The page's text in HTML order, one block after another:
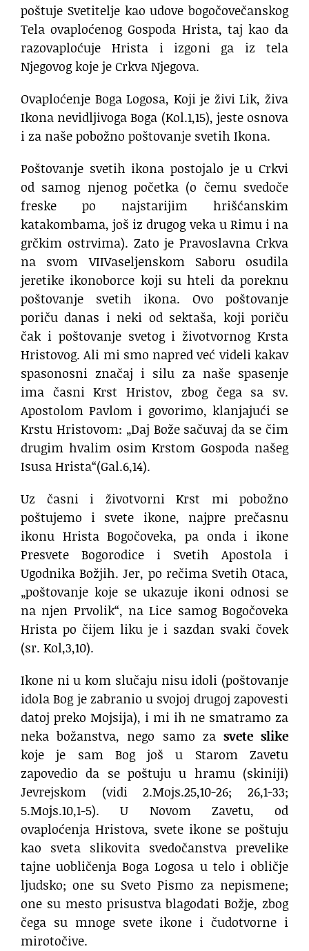
poštuje Svetitelje kao udove bogočovečanskog
Tela ovaploćenog Gospoda Hrista, taj kao da
razovaploćuje Hrista i izgoni ga iz tela
Njegovog koje je Crkva Njegova.
Ovaploćenje Boga Logosa, Koji je živi Lik, živa
Ikona nevidljivoga Boga (Kol.1,15), jeste osnova
i za naše pobožno poštovanje svetih Ikona.
Poštovanje svetih ikona postojalo je u Crkvi
od samog njenog početka (o čemu svedoče
freske po najstarijim hrišćanskim
katakombama, još iz drugog veka u Rimu i na
grčkim ostrvima). Zato je Pravoslavna Crkva
na svom VIIVaseljenskom Saboru osudila
jeretike ikonoborce koji su hteli da poreknu
poštovanje svetih ikona. Ovo poštovanje
poriču danas i neki od sektaša, koji poriču
čak i poštovanje svetog i životvornog Krsta
Hristovog. Ali mi smo napred već videli kakav
spasonosni značaj i silu za naše spasenje
ima časni Krst Hristov, zbog čega sa sv.
Apostolom Pavlom i govorimo, klanjajući se
Krstu Hristovom: „Daj Bože sačuvaj da se čim
drugim hvalim osim Krstom Gospoda našeg
Isusa Hrista“(Gal.6,14).
Uz časni i životvorni Krst mi pobožno
poštujemo i svete ikone, najpre prečasnu
ikonu Hrista Bogočoveka, pa onda i ikone
Presvete Bogorodice i Svetih Apostola i
Ugodnika Božjih. Jer, po rečima Svetih Otaca,
„poštovanje koje se ukazuje ikoni odnosi se
na njen Prvolik“, na Lice samog Bogočoveka
Hrista po čijem liku je i sazdan svaki čovek
(sr. Kol,3,10).
Ikone ni u kom slučaju nisu idoli (poštovanje
idola Bog je zabranio u svojoj drugoj zapovesti
datoj preko Mojsija), i mi ih ne smatramo za
neka božanstva, nego samo za svete slike
koje je sam Bog još u Starom Zavetu
zapovedio da se poštuju u hramu (skiniji)
Jevrejskom (vidi 2.Mojs.25,10-26; 26,1-33;
5.Mojs.10,1-5). U Novom Zavetu, od
ovaploćenja Hristova, svete ikone se poštuju
kao sveta slikovita svedočanstva prevelike
tajne uobličenja Boga Logosa u telo i obličje
ljudsko; one su Sveto Pismo za nepismene;
one su mesto prisustva blagodati Božje, zbog
čega su mnoge svete ikone i čudotvorne i
mirotočive.